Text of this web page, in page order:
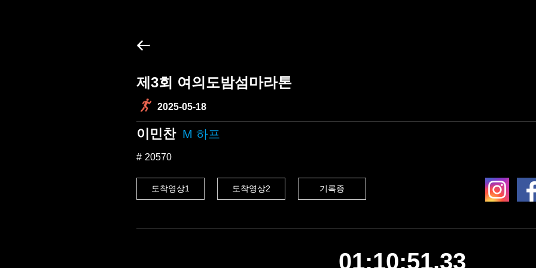
제3회 여의도밤섬마라톤
2025-05-18
이민찬 M 하프
20570
도착영상1 도착영상2 기록증
01:10:51.33